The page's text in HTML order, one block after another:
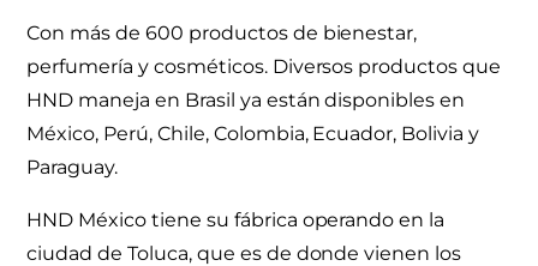
Con más de 600 productos de bienestar,
perfumería y cosméticos. Diversos productos que
HND maneja en Brasil ya están disponibles en
México, Perú, Chile, Colombia, Ecuador, Bolivia y
Paraguay.
HND México tiene su fábrica operando en la
ciudad de Toluca, que es de donde vienen los